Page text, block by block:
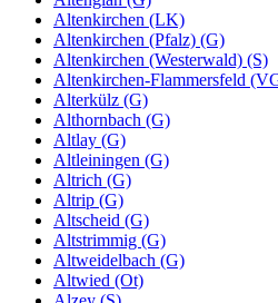
Altenkirchen (LK)
Altenkirchen (Pfalz) (G)
Altenkirchen (Westerwald) (S)
Altenkirchen-Flammersfeld
Alterkülz (G)
Althornbach (G)
Altlay (G)
Altleiningen (G)
Altrich (G)
Altrip (G)
Altscheid (G)
Altstrimmig (G)
Altweidelbach (G)
Altwied (Ot)